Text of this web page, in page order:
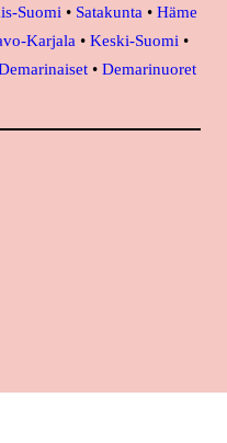
Suomi • Satakunta • Häme
Karjala • Keski-Suomi •
• Demarinuoret